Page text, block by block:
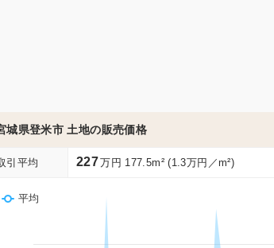
城県登米市 土地の販売価格
引平均 227万円 177.5m² (1.3万円／m²)
平均